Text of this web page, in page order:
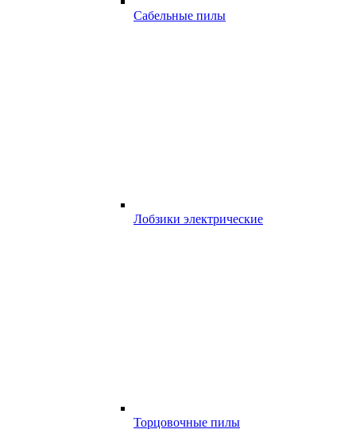
Сабельные пилы
Лобзики электрические
Торцовочные пилы